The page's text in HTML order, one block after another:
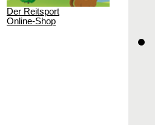
Der Reitsport
Online-Shop